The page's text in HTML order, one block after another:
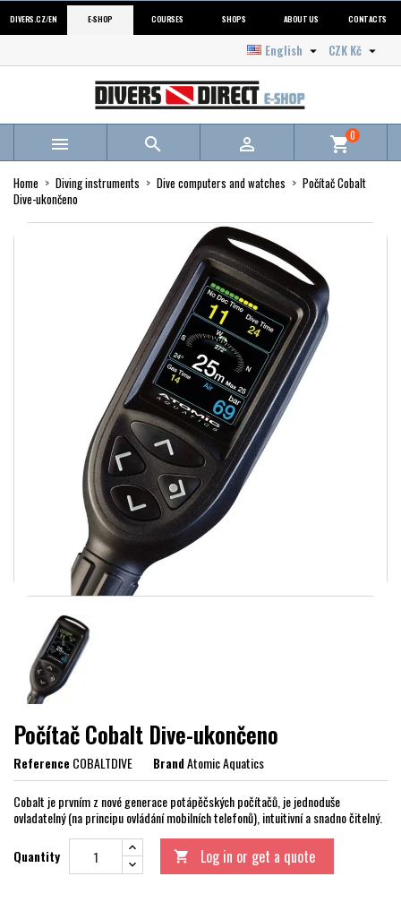
DIVERS.CZ/EN E-SHOP COURSES SHOPS ABOUT US CONTACTS
CZK Kč 
English 
   shopping_cart0
Home Diving instruments Dive computers and watches
Počítač Cobalt
Dive-ukončeno
Počítač Cobalt Dive-ukončeno
ReferenceCOBALTDIVE BrandAtomic Aquatics
Cobalt je prvním z nové generace potápěčských počítačů, je jednoduše
ovladatelný (na principu ovládání mobilních telefonů), intuitivní a snadno čitelný.
Quantity  Log in or get a quote